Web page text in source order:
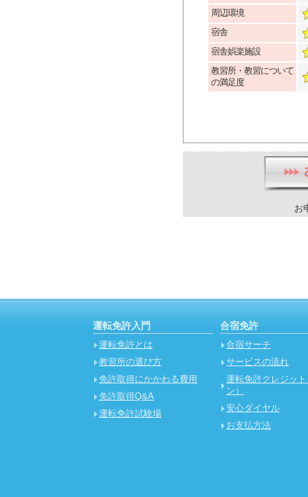
周辺環境
宿舎
宿舎娯楽施設
教習所・教習について
の満足度
お
運転免許入門
運転免許とは
教習所の選び方
免許取得にかかわる費用
免許取得Q&A
運転免許試験場
合宿免許
合宿サーチ
サービスの流れ
運転免許クレジッ
ン）
安心ダイヤル
お支払方法